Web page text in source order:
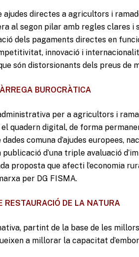
ajudes directes a agricultors i
al segon pilar amb regles clares i
dels pagaments directes en
innovació i
són distorsionants dels preus de
BUROCRÀTICA
per a agricultors i
quadern digital, de forma
comuna d’ajudes europees,
d’una triple avaluació
proposta que afecti l’economia
per DG FISMA.
RESTAURACIÓ DE LA NATURA
partint de la base de les
a millorar la capacitat